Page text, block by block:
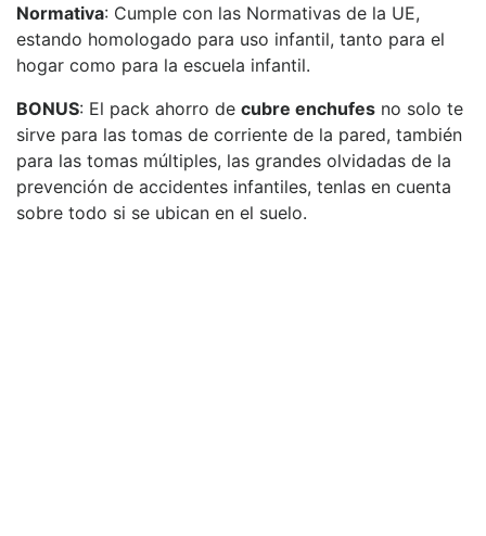
Normativa: Cumple con las Normativas de la UE,
estando homologado para uso infantil, tanto para el
hogar como para la escuela infantil.
BONUS: El pack ahorro de cubre enchufes no solo te
sirve para las tomas de corriente de la pared, también
para las tomas múltiples, las grandes olvidadas de la
prevención de accidentes infantiles, tenlas en cuenta
sobre todo si se ubican en el suelo.